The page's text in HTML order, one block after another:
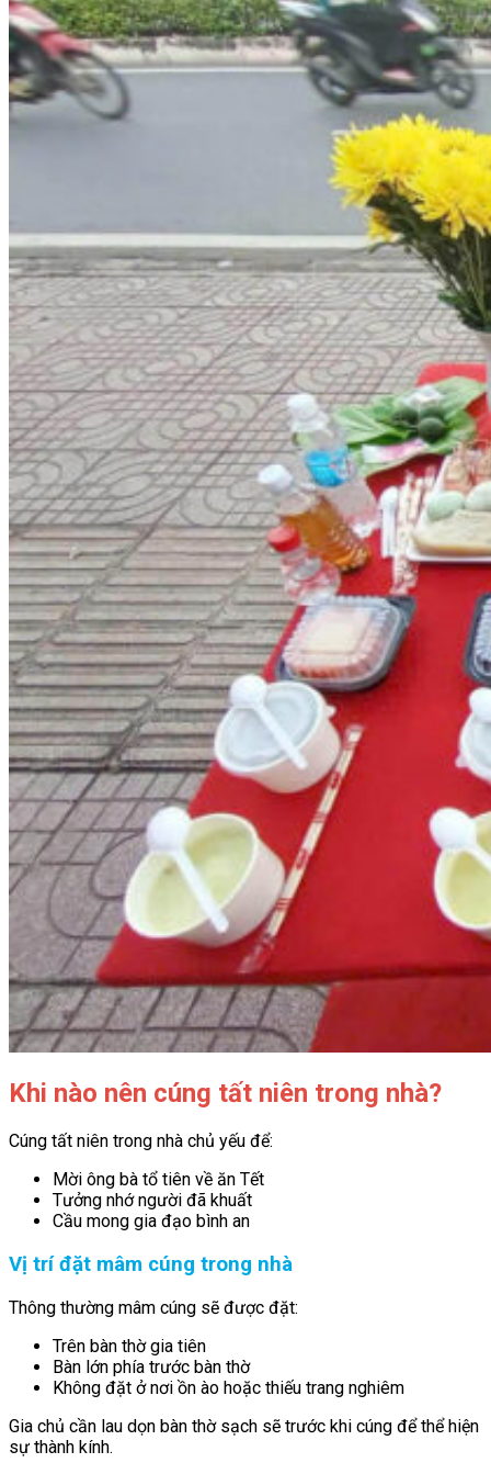
Khi nào nên cúng tất niên trong nhà?
Cúng tất niên trong nhà chủ yếu để:
Mời ông bà tổ tiên về ăn Tết
Tưởng nhớ người đã khuất
Cầu mong gia đạo bình an
Vị trí đặt mâm cúng trong nhà
Thông thường mâm cúng sẽ được đặt:
Trên bàn thờ gia tiên
Bàn lớn phía trước bàn thờ
Không đặt ở nơi ồn ào hoặc thiếu trang nghiêm
Gia chủ cần lau dọn bàn thờ sạch sẽ trước khi cúng để thể hiện
sự thành kính.